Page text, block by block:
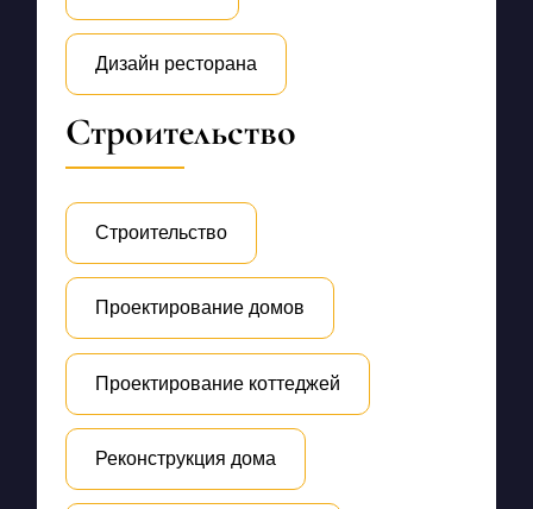
Дизайн ресторана
Строительство
Строительство
Проектирование домов
Проектирование коттеджей
Реконструкция дома